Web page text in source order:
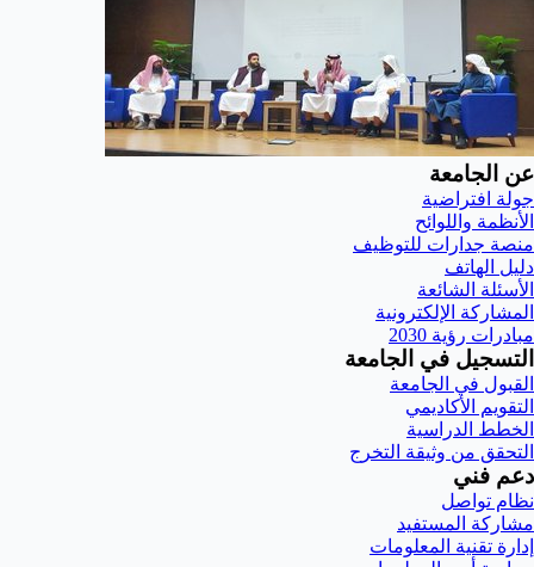
عن الجامعة
جولة افتراضية
الأنظمة واللوائح
منصة جدارات للتوظيف
دليل الهاتف
الأسئلة الشائعة
المشاركة الإلكترونية
مبادرات رؤية 2030
التسجيل في الجامعة
القبول في الجامعة
التقويم الأكاديمي
الخطط الدراسية
التحقق من وثيقة التخرج
دعم فني
نظام تواصل
مشاركة المستفيد
إدارة تقنية المعلومات